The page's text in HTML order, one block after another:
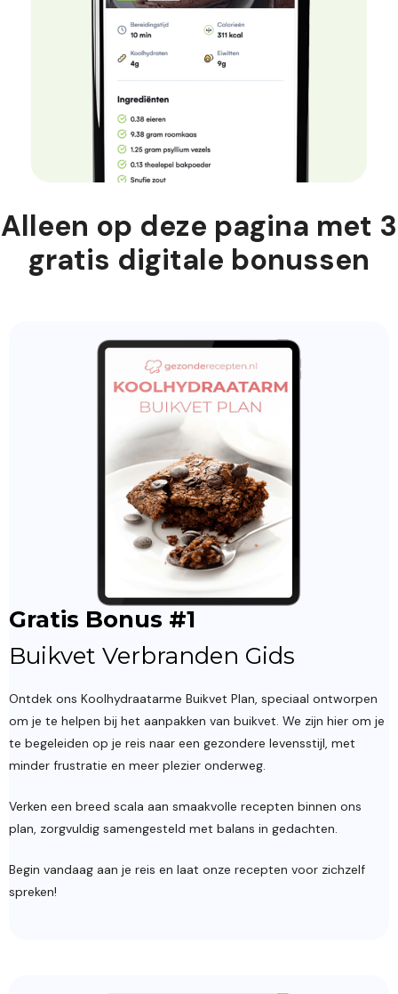
Alleen op deze pagina met 3
gratis digitale bonussen
Gratis Bonus #1
Buikvet Verbranden Gids
Ontdek ons Koolhydraatarme Buikvet Plan, speciaal ontworpen
om je te helpen bij het aanpakken van buikvet. We zijn hier om je
te begeleiden op je reis naar een gezondere levensstijl, met
minder frustratie en meer plezier onderweg.
Verken een breed scala aan smaakvolle recepten binnen ons
plan, zorgvuldig samengesteld met balans in gedachten.
Begin vandaag aan je reis en laat onze recepten voor zichzelf
spreken!